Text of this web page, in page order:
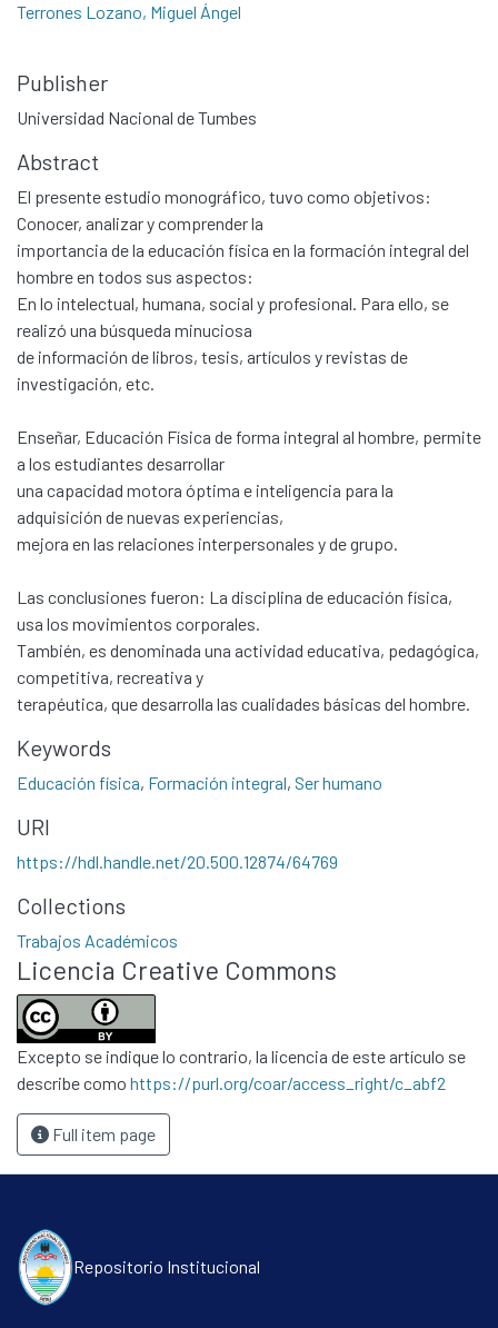
Communities & Collections
All of DSpace
Statistics
Contacto
Políticas
Terrones Lozano, Miguel Ángel
Publisher
Universidad Nacional de Tumbes
Abstract
El presente estudio monográfico, tuvo como objetivos:
Conocer, analizar y comprender la
importancia de la educación física en la formación integral del
hombre en todos sus aspectos:
En lo intelectual, humana, social y profesional. Para ello, se
realizó una búsqueda minuciosa
de información de libros, tesis, artículos y revistas de
investigación, etc.
Enseñar, Educación Física de forma integral al hombre, permite
a los estudiantes desarrollar
una capacidad motora óptima e inteligencia para la
adquisición de nuevas experiencias,
mejora en las relaciones interpersonales y de grupo.
Las conclusiones fueron: La disciplina de educación física,
usa los movimientos corporales.
También, es denominada una actividad educativa, pedagógica,
competitiva, recreativa y
terapéutica, que desarrolla las cualidades básicas del hombre.
Keywords
Educación física, Formación integral, Ser humano
URI
https://hdl.handle.net/20.500.12874/64769
Collections
Trabajos Académicos
Licencia Creative Commons
Excepto se indique lo contrario, la licencia de este artículo se
describe como https://purl.org/coar/access_right/c_abf2
Full item page
Repositorio Institucional